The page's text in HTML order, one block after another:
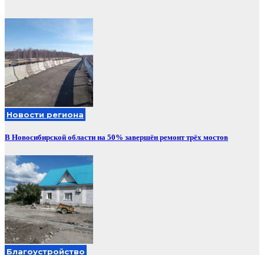
Новости региона
В Новосибирской области на 50% завершён ремонт трёх мостов
Благоустройство